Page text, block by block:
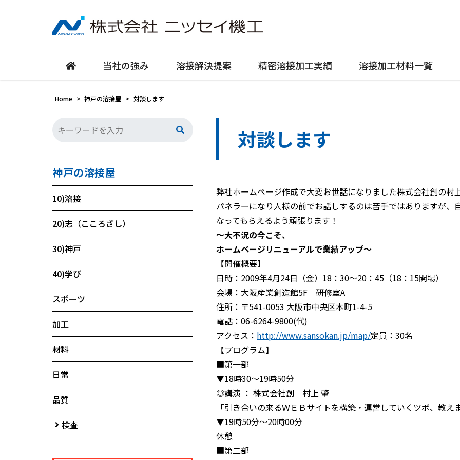
当社の強み 溶接解決提案 精密溶接加工実績 溶接加工材料一覧
Home > 神戸の溶接屋 > 対談します
対談します
弊社ホームページ作成で大変お世話になりました株式会社創の
パネラーになり人様の前でお話しするのは苦手ではありますが
なってもらえるよう頑張ります！
～大不況の今こそ、
ホームページリニューアルで業績アップ～
【開催概要】
日時：2009年4月24日（金）18：30～20：45（18：15開場）
会場：大阪産業創造館5F 研修室A
住所：〒541-0053 大阪市中央区本町1-4-5
電話：06-6264-9800(代)
アクセス： http://www.sansokan.jp/map/定員：30名
【プログラム】
■第一部
▼18時30～19時50分
◎講演 ： 株式会社創 村上 肇
「引き合いの来るＷＥＢサイトを構築・運営していくツボ、教え
▼19時50分～20時00分
休憩
■第二部
神戸の溶接屋
10)溶接
20)志（こころざし）
30)神戸
40)学び
スポーツ
加工
材料
日常
品質
検査